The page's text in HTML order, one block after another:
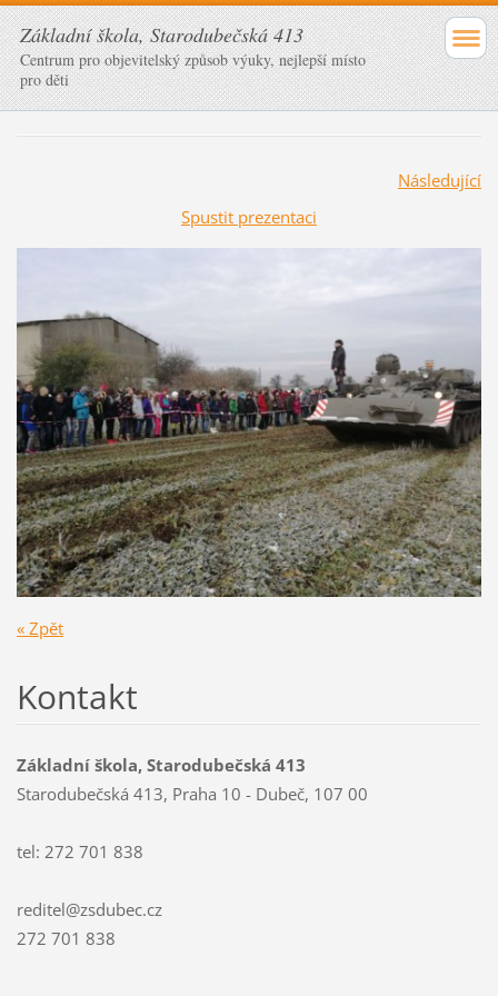
Základní škola, Starodubečská 413
Centrum pro objevitelský způsob výuky, nejlepší místo
pro děti
Následující
Spustit prezentaci
« Zpět
Kontakt
Základní škola, Starodubečská 413
Starodubečská 413, Praha 10 - Dubeč, 107 00
tel: 272 701 838
reditel@zsdubec.cz
272 701 838